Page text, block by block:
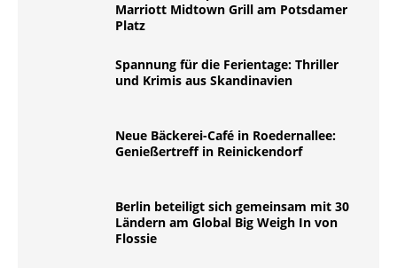
Marriott Midtown Grill am Potsdamer
Platz
Spannung für die Ferientage: Thriller
und Krimis aus Skandinavien
Neue Bäckerei-Café in Roedernallee:
Genießertreff in Reinickendorf
Berlin beteiligt sich gemeinsam mit 30
Ländern am Global Big Weigh In von
Flossie